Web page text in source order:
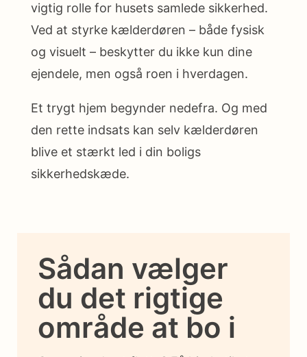
vigtig rolle for husets samlede sikkerhed.
Ved at styrke kælderdøren – både fysisk
og visuelt – beskytter du ikke kun dine
ejendele, men også roen i hverdagen.
Et trygt hjem begynder nedefra. Og med
den rette indsats kan selv kælderdøren
blive et stærkt led i din boligs
sikkerhedskæde.
Sådan vælger
du det rigtige
område at bo i